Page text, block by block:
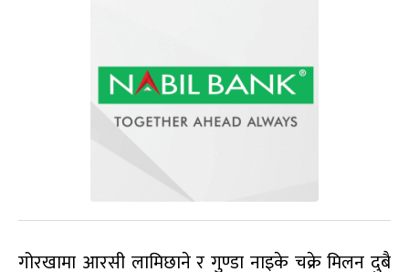
गोरखामा आरसी लामिछाने र गुण्डा नाइके चक्रे मिलन दुबै